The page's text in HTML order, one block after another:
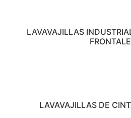
LAVAVAJILLAS
LAVAVAJILLAS DE